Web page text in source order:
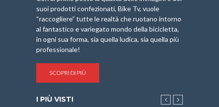
suoi prodotti confezionati, Bike Tv, vuole
“raccogliere” tutte le realtà che ruotano intorno
al fantastico e variegato mondo della bicicletta,
in ogni sua forma, sia quella ludica, sia quella più
professionale!
SCOPRI DI PIÙ
I PIÙ VISTI